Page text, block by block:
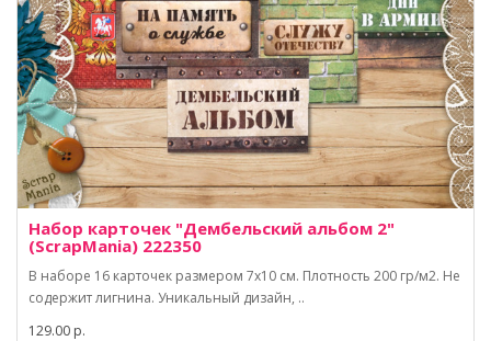
Набор карточек "Дембельский альбом 2"
(ScrapMania) 222350
В наборе 16 карточек размером 7х10 см. Плотность 200 гр/м2. Не
содержит лигнина. Уникальный дизайн, ..
129.00 р.